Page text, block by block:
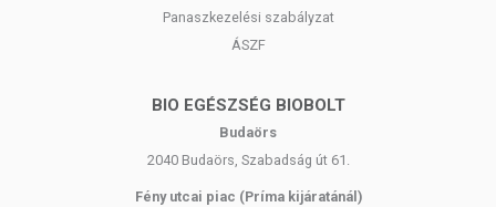
0,2 g
Természetes termékről lévén szó, a táplálkozási
TOVÁBBI TUDNIVALÓK
Panaszkezelési szabályzat
ÁSZF
BIO EGÉSZSÉG BIOBOLT
Budaörs
2040 Budaörs, Szabadság út 61.
Fény utcai piac (Príma kijáratánál)